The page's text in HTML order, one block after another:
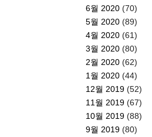
6월 2020 (70)
5월 2020 (89)
4월 2020 (61)
3월 2020 (80)
2월 2020 (62)
1월 2020 (44)
12월 2019 (52)
11월 2019 (67)
10월 2019 (88)
9월 2019 (80)